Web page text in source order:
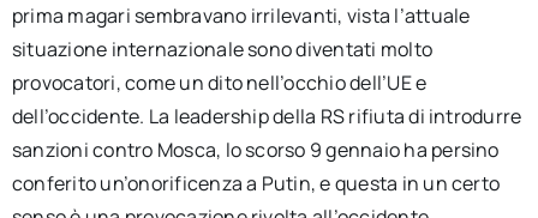
prima magari sembravano irrilevanti, vista l’attuale
situazione internazionale sono diventati molto
provocatori, come un dito nell’occhio dell’UE e
dell’occidente. La leadership della RS rifiuta di introdurre
sanzioni contro Mosca, lo scorso 9 gennaio ha persino
conferito un’onorificenza a Putin, e questa in un certo